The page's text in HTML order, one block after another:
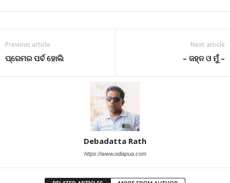
Previous article
ପ୍ରେମର ପର୍ବ ହୋଲି
Next article
– ଜହ୍ନ ଓ ମୁଁ –
Debadatta Rath
https://www.odiapua.com